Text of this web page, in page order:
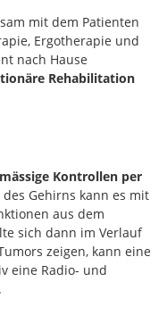
mit dem Patienten
Ergotherapie und
nach Hause
Rehabilitation
Kontrollen per
Gehirns kann es mit
aus dem
sich dann im Verlauf
zeigen, kann eine
eine Radio- und
.